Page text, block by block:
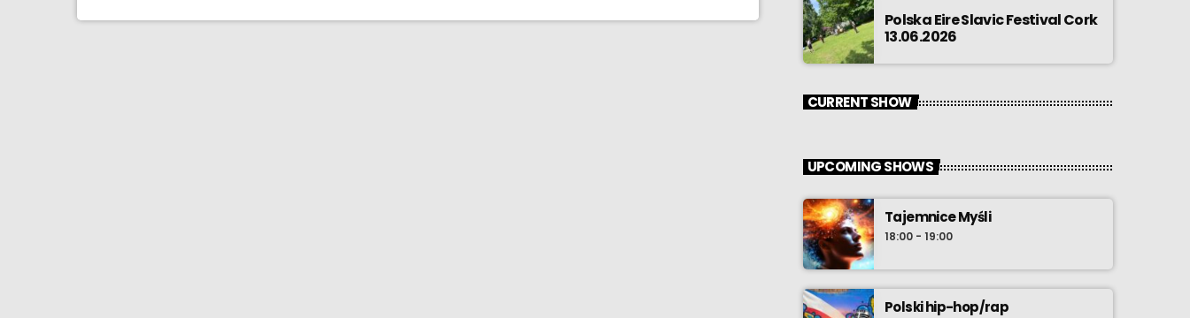
Polska Eire Slavic Festival Cork
13.06.2026
CURRENT SHOW
UPCOMING SHOWS
Tajemnice Myśli
18:00 - 19:00
Polski hip-hop/rap